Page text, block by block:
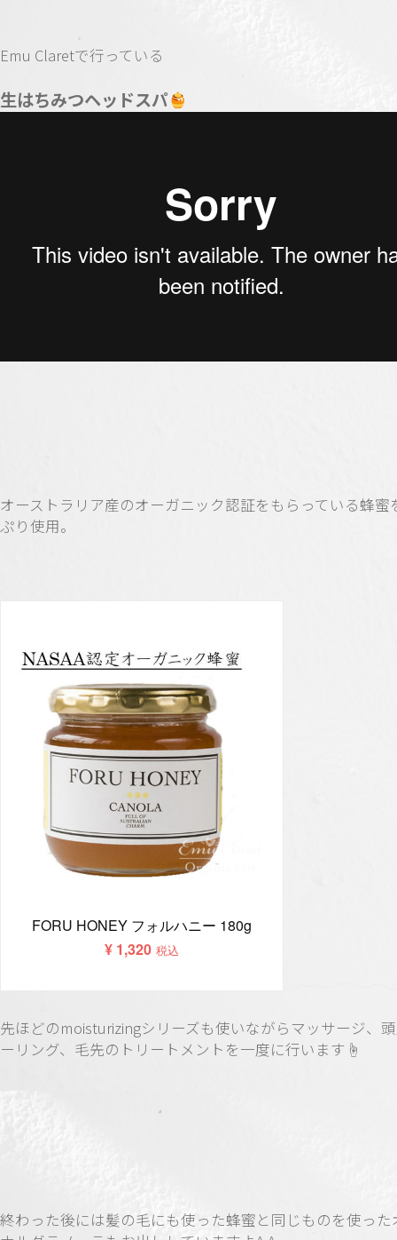
Emu Claretで行っている
生はちみつヘッドスパ
オーストラリア産のオーガニック認証をもらっている蜂蜜
ぷり使用。
先ほどのmoisturizingシリーズも使いながらマッサージ、
ーリング、毛先のトリートメントを一度に行います☝️
終わった後には髪の毛にも使った蜂蜜と同じものを使った